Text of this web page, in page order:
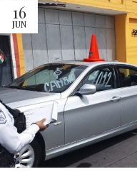
16
JUN